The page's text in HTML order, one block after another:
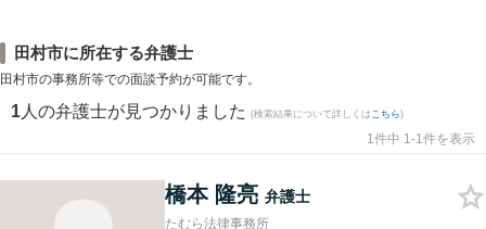
田村市に所在する弁護士
田村市の事務所等での面談予約が可能です。
1 人の弁護士が見つかりました (検索結果について詳しくは こちら)
1件中 1-1件を表示
橋本 隆亮 弁護士
たむら法律事務所